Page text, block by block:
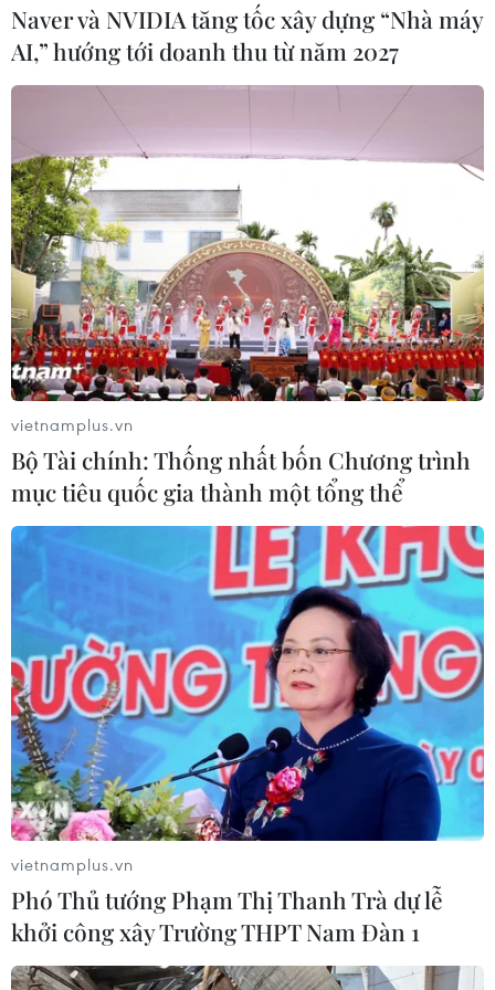
Tổng thống Mỹ khẳng định Iran đã phạm
sai lầm rất lớn
20/06/2019 23:03
Trên trang Twitter cá nhân ngày 20/6, Tổng thống Mỹ
Donald Trump viết: "Iran đã phạm một sai lầm rất lớn".
Naver và NVIDIA tăng tốc xây dựng “Nhà máy
AI,” hướng tới doanh thu từ năm 2027
vietnamplus.vn
Bộ Tài chính: Thống nhất bốn Chương trình
mục tiêu quốc gia thành một tổng thể
vietnamplus.vn
Phó Thủ tướng Phạm Thị Thanh Trà dự lễ
khởi công xây Trường THPT Nam Đàn 1